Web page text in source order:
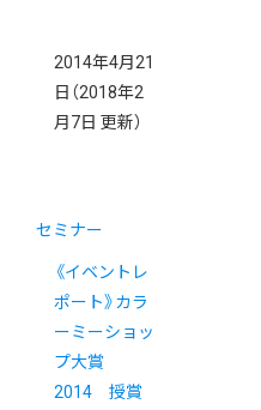
2014年4月21
日 （2018年2
月7日 更新）
セミナー
《イベントレ
ポート》カラ
ーミーショッ
プ大賞
2014 授賞